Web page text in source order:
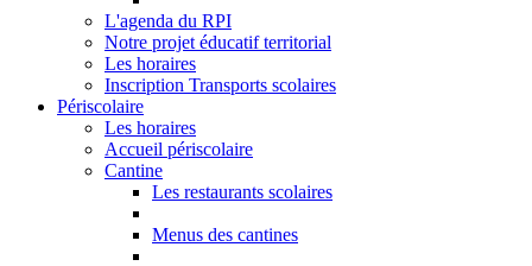
L'agenda du RPI
Notre projet éducatif territorial
Les horaires
Inscription Transports scolaires
Périscolaire
Les horaires
Accueil périscolaire
Cantine
Les restaurants scolaires
Menus des cantines